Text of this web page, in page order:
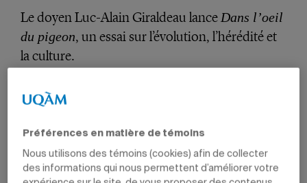
Le doyen Luc-Alain Giraldeau lance Dans l’oeil
du pigeon, un essai sur l’évolution, l’hérédité et
la culture.
Préférences en matière de témoins
Nous utilisons des témoins (cookies) afin de collecter
des informations qui nous permettent d’améliorer votre